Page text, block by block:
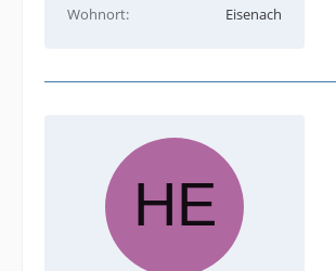
Wohnort
Eisenach